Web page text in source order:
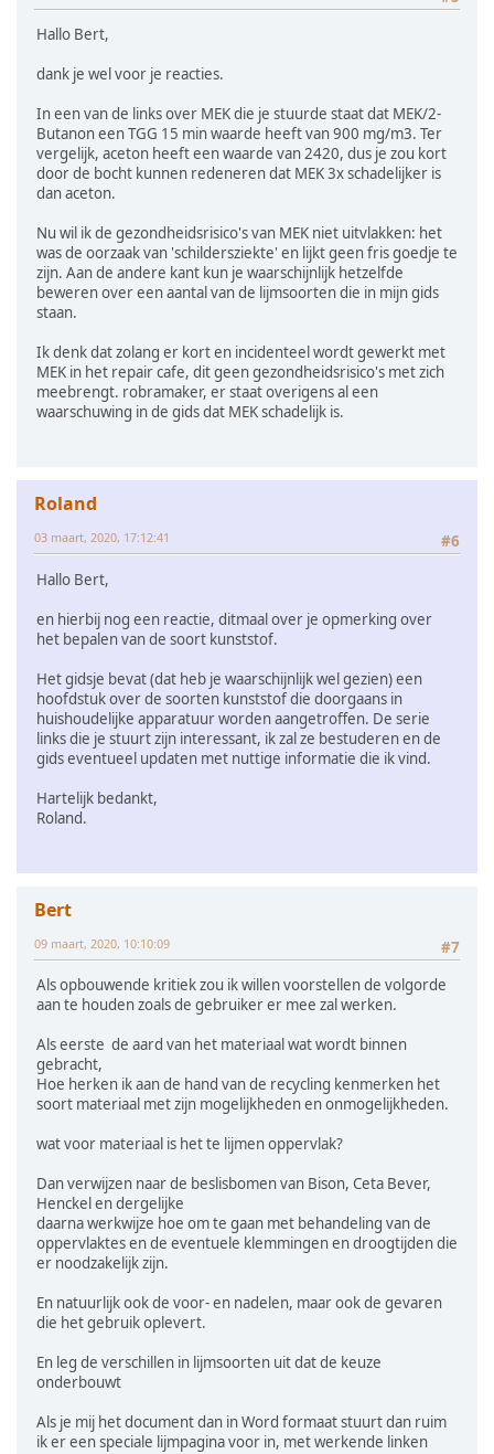
Hallo Bert,
dank je wel voor je reacties.
In een van de links over MEK die je stuurde staat dat MEK/2-
Butanon een TGG 15 min waarde heeft van 900 mg/m3. Ter
vergelijk, aceton heeft een waarde van 2420, dus je zou kort
door de bocht kunnen redeneren dat MEK 3x schadelijker is
dan aceton.
Nu wil ik de gezondheidsrisico's van MEK niet uitvlakken: het
was de oorzaak van 'schildersziekte' en lijkt geen fris goedje te
zijn. Aan de andere kant kun je waarschijnlijk hetzelfde
beweren over een aantal van de lijmsoorten die in mijn gids
staan.
Ik denk dat zolang er kort en incidenteel wordt gewerkt met
MEK in het repair cafe, dit geen gezondheidsrisico's met zich
meebrengt. robramaker, er staat overigens al een
waarschuwing in de gids dat MEK schadelijk is.
Roland
#6
03 maart, 2020, 17:12:41
Hallo Bert,
en hierbij nog een reactie, ditmaal over je opmerking over
het bepalen van de soort kunststof.
Het gidsje bevat (dat heb je waarschijnlijk wel gezien) een
hoofdstuk over de soorten kunststof die doorgaans in
huishoudelijke apparatuur worden aangetroffen. De serie
links die je stuurt zijn interessant, ik zal ze bestuderen en de
gids eventueel updaten met nuttige informatie die ik vind.
Hartelijk bedankt,
Roland.
Bert
#7
09 maart, 2020, 10:10:09
Als opbouwende kritiek zou ik willen voorstellen de volgorde
aan te houden zoals de gebruiker er mee zal werken.
Als eerste de aard van het materiaal wat wordt binnen
gebracht,
Hoe herken ik aan de hand van de recycling kenmerken het
soort materiaal met zijn mogelijkheden en onmogelijkheden.
wat voor materiaal is het te lijmen oppervlak?
Dan verwijzen naar de beslisbomen van Bison, Ceta Bever,
Henckel en dergelijke
daarna werkwijze hoe om te gaan met behandeling van de
oppervlaktes en de eventuele klemmingen en droogtijden die
er noodzakelijk zijn.
En natuurlijk ook de voor- en nadelen, maar ook de gevaren
die het gebruik oplevert.
En leg de verschillen in lijmsoorten uit dat de keuze
onderbouwt
Als je mij het document dan in Word formaat stuurt dan ruim
ik er een speciale lijmpagina voor in, met werkende linken